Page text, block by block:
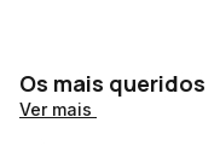
Os mais queridos
Ver mais